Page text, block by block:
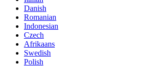
Danish
Romanian
Indonesian
Czech
Afrikaans
Swedish
Polish